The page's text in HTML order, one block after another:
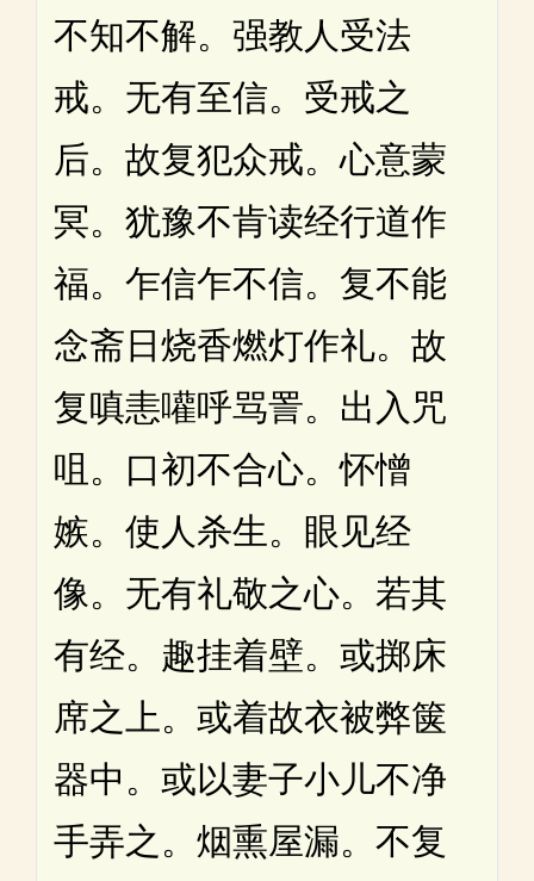
不知不解。强教人受法
戒。无有至信。受戒之
后。故复犯众戒。心意蒙
冥。犹豫不肯读经行道作
福。乍信乍不信。复不能
念斋日烧香燃灯作礼。故
复嗔恚嚾呼骂詈。出入咒
咀。口初不合心。怀憎
嫉。使人杀生。眼见经
像。无有礼敬之心。若其
有经。趣挂着壁。或掷床
席之上。或着故衣被弊箧
器中。或以妻子小儿不净
手弄之。烟熏屋漏。不复